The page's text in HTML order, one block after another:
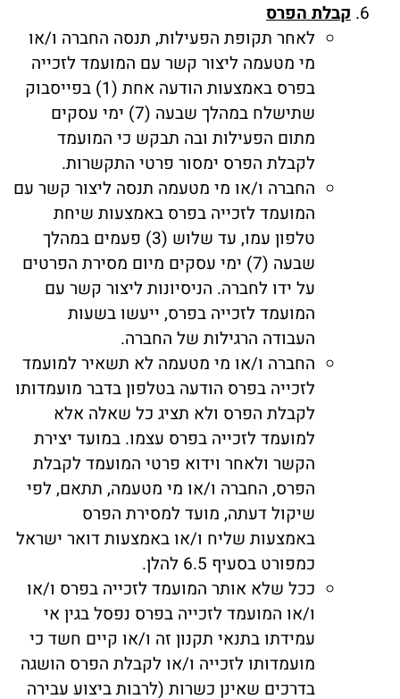
קבלת הפרס
לאחר תקופת הפעילות, תנסה החברה ו/או
מי מטעמה ליצור קשר עם המועמד לזכייה
בפרס באמצעות הודעה אחת (1) בפייסבוק
שתישלח במהלך שבעה (7) ימי עסקים
מתום הפעילות ובה תבקש כי המועמד
לקבלת הפרס ימסור פרטי התקשרות.
החברה ו/או מי מטעמה תנסה ליצור קשר עם
המועמד לזכייה בפרס באמצעות שיחת
טלפון עמו, עד שלוש (3) פעמים במהלך
שבעה (7) ימי עסקים מיום מסירת הפרטים
על ידו לחברה. הניסיונות ליצור קשר עם
המועמד לזכייה בפרס, ייעשו בשעות
העבודה הרגילות של החברה.
החברה ו/או מי מטעמה לא תשאיר למועמד
לזכייה בפרס הודעה בטלפון בדבר מועמדותו
לקבלת הפרס ולא תציג כל שאלה אלא
למועמד לזכייה בפרס עצמו. במועד יצירת
הקשר ולאחר וידוא פרטי המועמד לקבלת
הפרס, החברה ו/או מי מטעמה, תתאם, לפי
שיקול דעתה, מועד למסירת הפרס
באמצעות שליח ו/או באמצעות דואר ישראל
כמפורט בסעיף 6.5 להלן.
ככל שלא אותר המועמד לזכייה בפרס ו/או
ו/או המועמד לזכייה בפרס נפסל בגין אי
עמידתו בתנאי תקנון זה ו/או קיים חשד כי
מועמדותו לזכייה ו/או לקבלת הפרס הושגה
בדרכים שאינן כשרות (לרבות ביצוע עבירה